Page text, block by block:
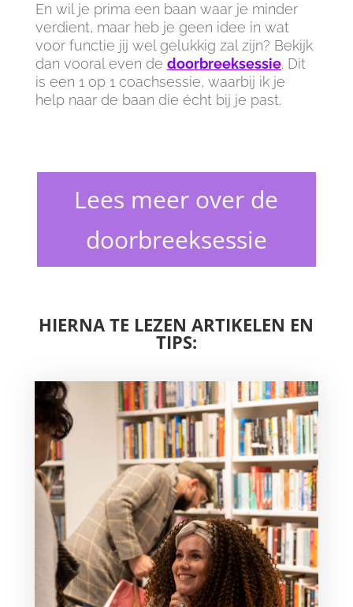
En wil je prima een baan waar je minder
verdient, maar heb je geen idee in wat
voor functie jij wel gelukkig zal zijn? Bekijk
dan vooral even de doorbreeksessie. Dit
is een 1 op 1 coachsessie, waarbij ik je
help naar de baan die écht bij je past.
Lees meer over de
doorbreeksessie
HIERNA TE LEZEN ARTIKELEN EN
TIPS: